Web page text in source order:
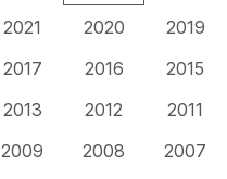
2021 2020
2019
2017 2016
2015
2013 2012
2011
2009 2008
2007